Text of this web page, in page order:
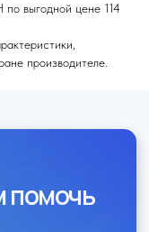
выгодной цене 114
производителе.